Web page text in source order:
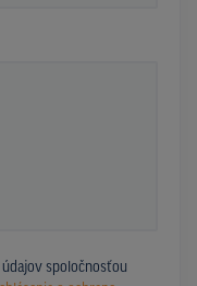
spoločnosťou